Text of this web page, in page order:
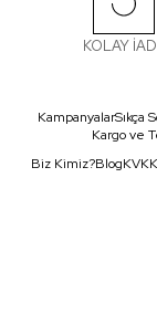
KOLAY
KampanyalarSıkça
Kargo ve
Biz Kimiz?Blog